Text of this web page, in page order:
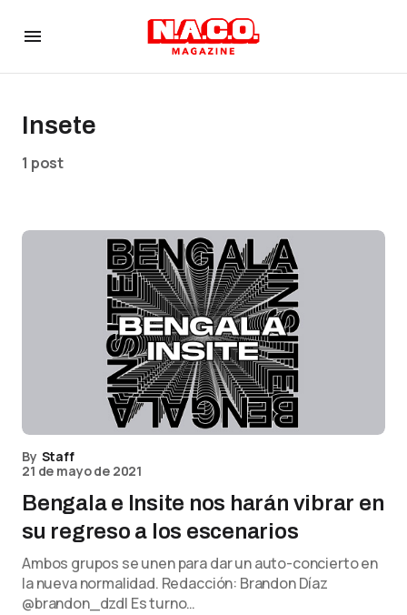
Insete
1 post
By Staff
21 de mayo de 2021
Bengala e Insite nos harán vibrar en
su regreso a los escenarios
Ambos grupos se unen para dar un auto-concierto en
la nueva normalidad. Redacción: Brandon Díaz
@brandon_dzdl Es turno…